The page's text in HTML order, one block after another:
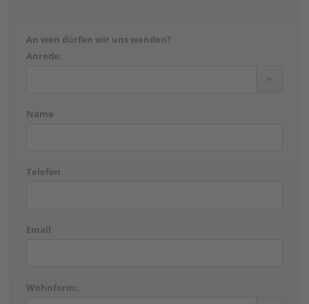
An wen dürfen wir uns wenden?
Anrede:
Name
Telefon
Email
Wohnform: